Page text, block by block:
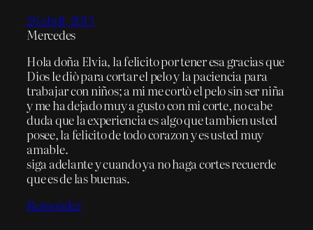
26 abril, 2013
Mercedes
Hola doña Elvia, la felicito por tener esa gracias que
Dios le diò para cortar el pelo y la paciencia para
trabajar con niños; a mi me cortò el pelo sin ser niña
y me ha dejado muy a gusto con mi corte, no cabe
duda que la experiencia es algo que tambien usted
posee, la felicito de todo corazon y es usted muy
amable.
siga adelante y cuando ya no haga cortes recuerde
que es de las buenas.
Responder